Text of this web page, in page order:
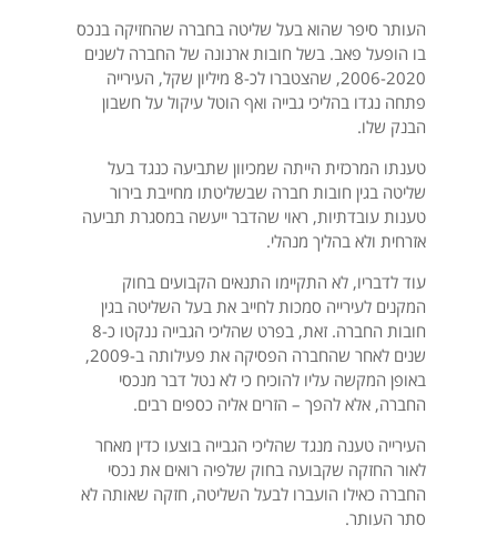
העותר סיפר שהוא בעל שליטה בחברה שהחזיקה בנכס
בו הופעל פאב. בשל חובות ארנונה של החברה לשנים
2006-2020, שהצטברו לכ-8 מיליון שקל, העירייה
פתחה נגדו בהליכי גבייה ואף הוטל עיקול על חשבון
הבנק שלו.
טענתו המרכזית הייתה שמכיוון שתביעה כנגד בעל
שליטה בגין חובות חברה שבשליטתו מחייבת בירור
טענות עובדתיות, ראוי שהדבר ייעשה במסגרת תביעה
אזרחית ולא בהליך מנהלי.
עוד לדבריו, לא התקיימו התנאים הקבועים בחוק
המקנים לעירייה סמכות לחייב את בעל השליטה בגין
חובות החברה. זאת, בפרט שהליכי הגבייה ננקטו כ-8
שנים לאחר שהחברה הפסיקה את פעילותה ב-2009,
באופן המקשה עליו להוכיח כי לא נטל דבר מנכסי
החברה, אלא להפך – הזרים אליה כספים רבים.
העירייה טענה מנגד שהליכי הגבייה בוצעו כדין מאחר
לאור החזקה שקבועה בחוק שלפיה רואים את נכסי
החברה כאילו הועברו לבעל השליטה, חזקה שאותה לא
סתר העותר.